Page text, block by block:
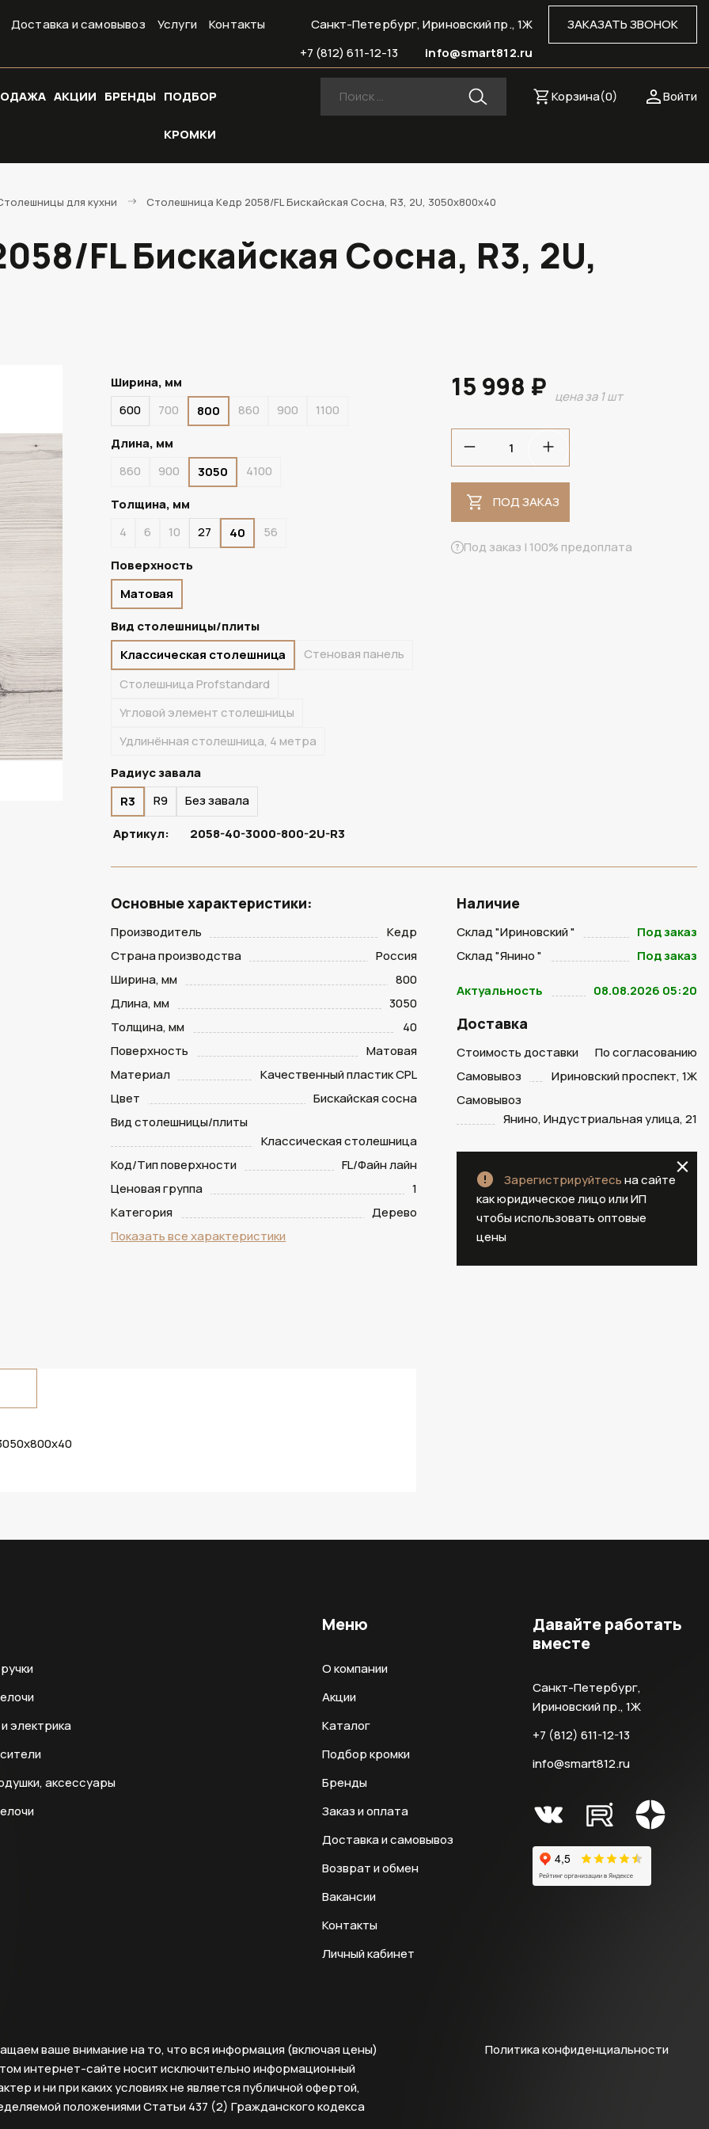
Доставка и самовывоз Услуги Контакты ЗАКАЗАТЬ ЗВОНОК
Санкт-Петербург, Ириновский пр., 1Ж
info@smart812.ru
+7 (812) 611-12-13
АКЦИИ БРЕНДЫ ПОДБОР
КРОМКИ
Войти
Корзина(0)
для кухни Столешница Кедр 2058/FL Бискайская Сосна, R3, 2U, 3050х800х40
FL Бискайская Сосна, R3, 2U,
ПОД ЗАКАЗ
Ширина, мм
600
700 800 860 900
1100
Длина, мм
860
900 3050
4100
Толщина, мм
4
6 10 27 40
56
Поверхность
Матовая
Вид столешницы/плиты
Классическая столешница
Стеновая панель
Столешница Profstandard
Угловой элемент столешницы
Удлинённая столешница, 4 метра
Радиус завала
R3
R9
Без завала
Артикул:
2058-40-3000-800-2U-R3
15 998 ₽ цена за 1 шт
ПОД ЗАКАЗ
Под заказ | 100% предоплата
Основные характеристики:
Производитель
Кедр
Страна производства
Россия
Ширина, мм
800
Длина, мм
3050
Толщина, мм
40
Поверхность
Матовая
Материал
Качественный пластик CPL
Цвет
Бискайская сосна
Вид столешницы/плиты
Классическая столешница
Код/Тип поверхности
FL/Файн лайн
Ценовая группа
1
Категория
Дерево
Показать все характеристики
Наличие
Склад "Ириновский "
Под заказ
Склад "Янино "
Под заказ
Актуальность 08.08.2026 05:20
Доставка
Стоимость доставки
По согласованию
Самовывоз
Ириновский проспект, 1Ж
Самовывоз
Янино, Индустриальная улица, 21
Зарегистрируйтесьна сайте
как юридическое лицо или ИП
чтобы использовать оптовые
цены
электрика
аксессуары
Меню
О компании
Акции
Каталог
Подбор кромки
Бренды
Заказ и оплата
Доставка и самовывоз
Возврат и обмен
Вакансии
Контакты
Личный кабинет
Давайте работать
вместе
Санкт-Петербург,
Ириновский пр., 1Ж
+7 (812) 611-12-13
info@smart812.ru
Политика конфиденциальности
ваше внимание на то, что вся информация (включая цены)
интернет-сайте носит исключительно информационный
и ни при каких условиях не является публичной офертой,
положениями Статьи 437 (2) Гражданского кодекса